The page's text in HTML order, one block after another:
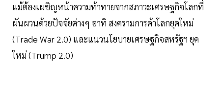
แม้ต้องเผชิญหน้าความท้าทายจากสภาวะเศรษฐกิจโลกที่
ผันผวนด้วยปัจจัยต่างๆ อาทิ สงครามการค้าโลกยุคใหม่
(Trade War 2.0) และแนวนโยบายเศรษฐกิจสหรัฐฯ ยุค
ใหม่ (Trump 2.0)